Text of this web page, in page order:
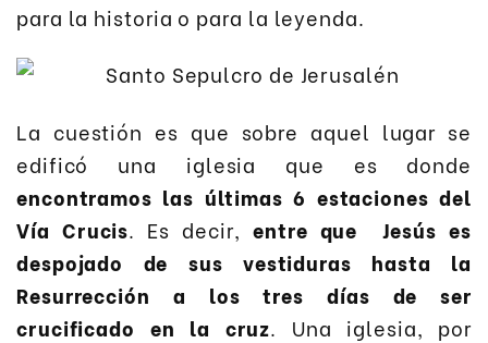
para la historia o para la leyenda.
La cuestión es que sobre aquel lugar se
edificó una iglesia que es donde
encontramos las últimas 6 estaciones del
Vía Crucis. Es decir, entre que Jesús es
despojado de sus vestiduras hasta la
Resurrección a los tres días de ser
crucificado en la cruz. Una iglesia, por